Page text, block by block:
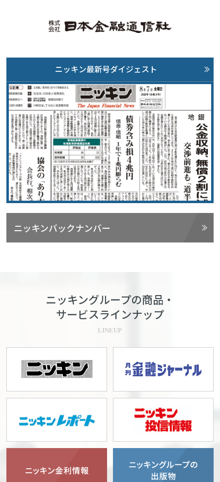
ニッキン最新号ダイジェスト
ニッキンバックナンバー
ニッキングループの商品・
サービスラインナップ
LINEUP